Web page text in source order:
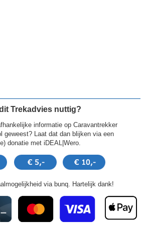
Trekadvies nuttig?
informatie op Caravantrekker
geweest? Laat dat dan blijken via een
donatie met iDEAL|Wero.
via bunq. Hartelijk dank!